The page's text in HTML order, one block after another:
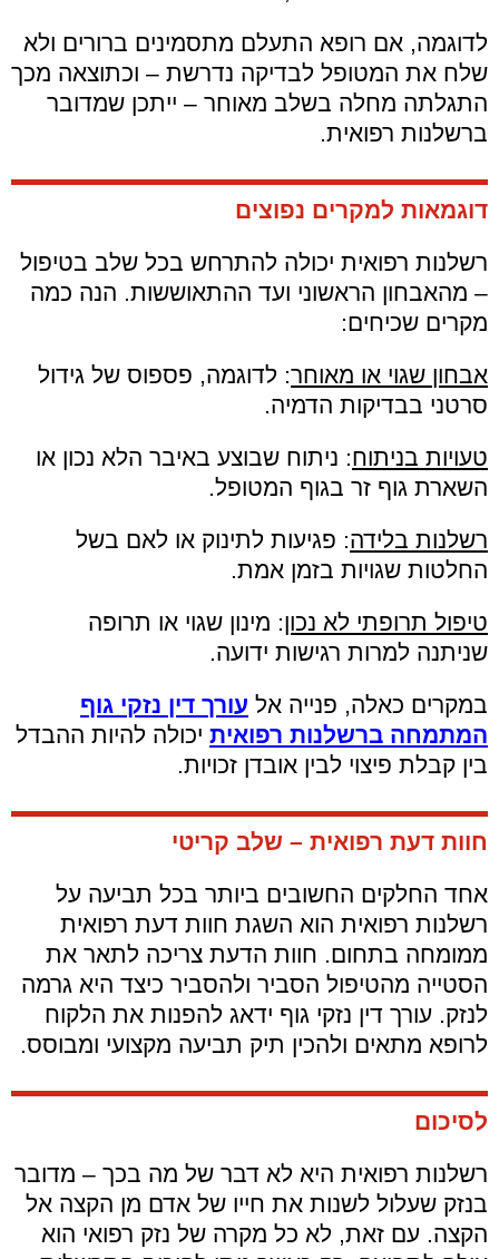
לדוגמה, אם רופא התעלם מתסמינים ברורים ולא
שלח את המטופל לבדיקה נדרשת – וכתוצאה מכך
התגלתה מחלה בשלב מאוחר – ייתכן שמדובר
ברשלנות רפואית.
דוגמאות למקרים נפוצים
רשלנות רפואית יכולה להתרחש בכל שלב בטיפול
– מהאבחון הראשוני ועד ההתאוששות. הנה כמה
מקרים שכיחים:
אבחון שגוי או מאוחר: לדוגמה, פספוס של גידול
סרטני בבדיקות הדמיה.
טעויות בניתוח: ניתוח שבוצע באיבר הלא נכון או
השארת גוף זר בגוף המטופל.
רשלנות בלידה: פגיעות לתינוק או לאם בשל
החלטות שגויות בזמן אמת.
טיפול תרופתי לא נכון: מינון שגוי או תרופה
שניתנה למרות רגישות ידועה.
במקרים כאלה, פנייה אל עורך דין נזקי גוף
המתמחה ברשלנות רפואית יכולה להיות ההבדל
בין קבלת פיצוי לבין אובדן זכויות.
חוות דעת רפואית – שלב קריטי
אחד החלקים החשובים ביותר בכל תביעה על
רשלנות רפואית הוא השגת חוות דעת רפואית
ממומחה בתחום. חוות הדעת צריכה לתאר את
הסטייה מהטיפול הסביר ולהסביר כיצד היא גרמה
לנזק. עורך דין נזקי גוף ידאג להפנות את הלקוח
לרופא מתאים ולהכין תיק תביעה מקצועי ומבוסס.
לסיכום
רשלנות רפואית היא לא דבר של מה בכך – מדובר
בנזק שעלול לשנות את חייו של אדם מן הקצה אל
הקצה. עם זאת, לא כל מקרה של נזק רפואי הוא